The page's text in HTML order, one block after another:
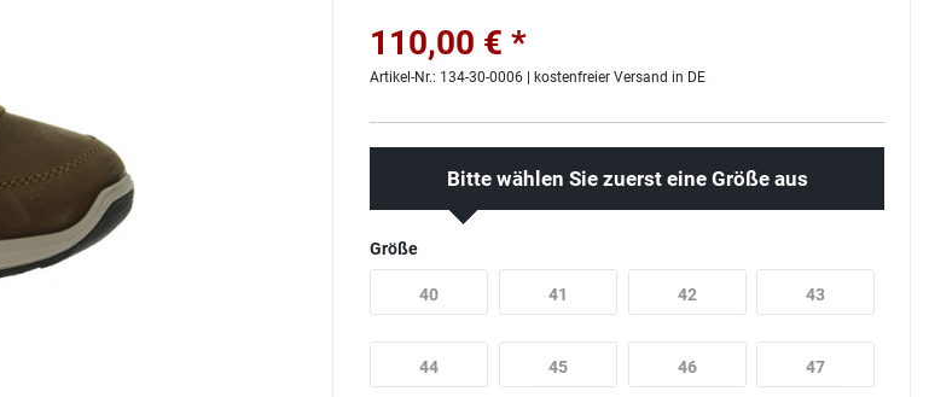
110,00 € *
Artikel-Nr.: 134-30-0006 | kostenfreier Versand in DE
Bitte wählen Sie zuerst eine Größe aus
Größe
40 41 42 43
44 45 46 47